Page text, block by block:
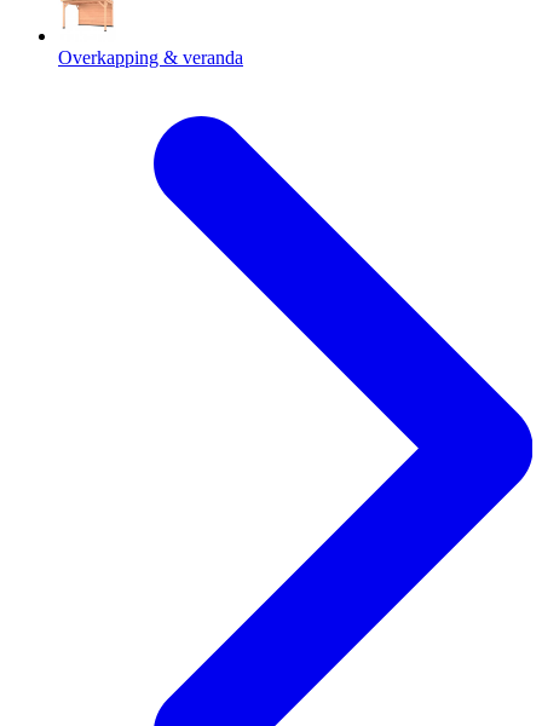
Overkapping & veranda